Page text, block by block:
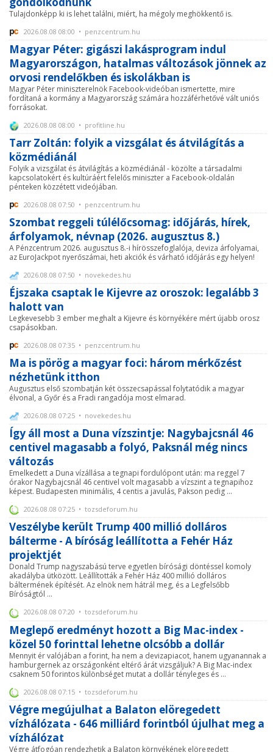
Tulajdonképp ki is lehet találni, miért, ha mégoly meghökkentő is.
2026.08.08 08:00 • penzcentrum.hu
Magyar Péter: gigászi lakásprogram indul
Magyarországon, hatalmas változások jönnek az
orvosi rendelőkben és iskolákban is
Magyar Péter miniszterelnök Facebook-videóban ismertette, mire
fordítaná a kormány a Magyarország számára hozzáférhetővé vált uniós
forrásokat.
2026.08.08 08:00 • profitline.hu
Tarr Zoltán: folyik a vizsgálat és átvilágítás a
közmédiánál
Folyik a vizsgálat és átvilágítás a közmédiánál - közölte a társadalmi
kapcsolatokért és kultúráért felelős miniszter a Facebook-oldalán
pénteken közzétett videójában.
2026.08.08 07:50 • penzcentrum.hu
Szombat reggeli túlélőcsomag: időjárás, hírek,
árfolyamok, névnap (2026. augusztus 8.)
A Pénzcentrum 2026. augusztus 8.-i hírösszefoglalója, deviza árfolyamai,
az EuroJackpot nyerőszámai, heti akciók és várható időjárás egy helyen!
2026.08.08 07:50 • novekedes.hu
Éjszaka csaptak le Kijevre az oroszok: legalább 3
halott van
Legkevesebb 3 ember meghalt a Kijevre és környékére mért újabb orosz
csapásokban.
2026.08.08 07:35 • penzcentrum.hu
Ma is pörög a magyar foci: három mérkőzést
nézhetünk itthon
Augusztus első szombatján két összecsapással folytatódik a magyar
élvonal, a Győr és a Fradi rangadója most elmarad.
2026.08.08 07:25 • novekedes.hu
Így áll most a Duna vízszintje: Nagybajcsnál 46
centivel magasabb a folyó, Paksnál még nincs
változás
Emelkedett a Duna vízállása a tegnapi fordulópont után: ma reggel 7
órakor Nagybajcsnál 46 centivel volt magasabb a vízszint a tegnapihoz
képest. Budapesten minimális, 4 centis a javulás, Pakson pedig ...
2026.08.08 07:25 • tozsdeforum.hu
Veszélybe került Trump 400 millió dolláros
bálterme - A bíróság leállította a Fehér Ház
projektjét
Donald Trump nagyszabású terve egyetlen bírósági döntéssel komoly
akadályba ütközött. Leállították a Fehér Ház 400 millió dolláros
báltermének építését. Az elnök nem hátrál meg, és a Legfelsőbb
Bíróságtól ...
2026.08.08 07:20 • tozsdeforum.hu
Meglepő eredményt hozott a Big Mac-index -
közel 50 forinttal lehetne olcsóbb a dollár
Mennyit ér valójában a forint, ha nem a devizapiacot, hanem ugyanannak a
hamburgernek az országonként eltérő árát vizsgáljuk? A Big Mac-index
csaknem 50 forintos különbséget mutat a dollár tényleges és ...
2026.08.08 07:15 • tozsdeforum.hu
Végre megújulhat a Balaton elöregedett
vízhálózata - 646 milliárd forintból újulhat meg a
vízhálózat
Végre átfogóan rendezhetik a Balaton környékének elöregedett